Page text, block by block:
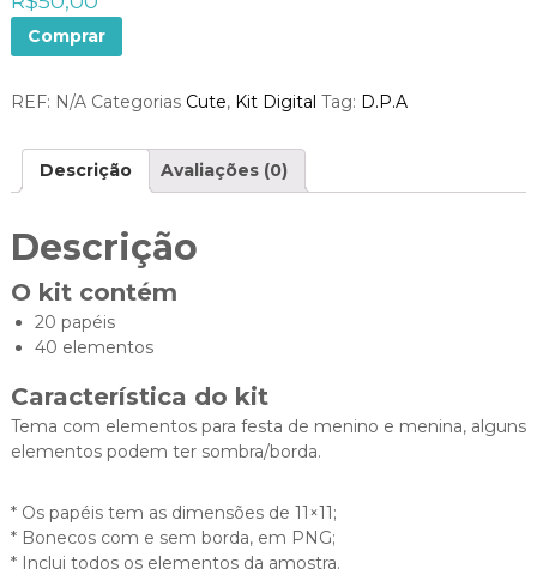
Comprar
REF: N/A Categorias Cute, Kit Digital Tag: D.P.A
Descrição Avaliações (0)
Descrição
O kit contém
20 papéis
40 elementos
Característica do kit
Tema com elementos para festa de menino e menina, alguns
elementos podem ter sombra/borda.
* Os papéis tem as dimensões de 11×11;
* Bonecos com e sem borda, em PNG;
* Inclui todos os elementos da amostra.